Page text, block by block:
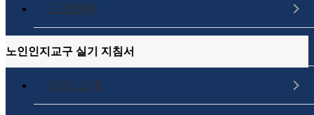
고객센터
나의 강의실
강사 소개
컨텐츠 내용
노인인지교구 실기 지침서
노인인지교구 실기 지침서
과정정보